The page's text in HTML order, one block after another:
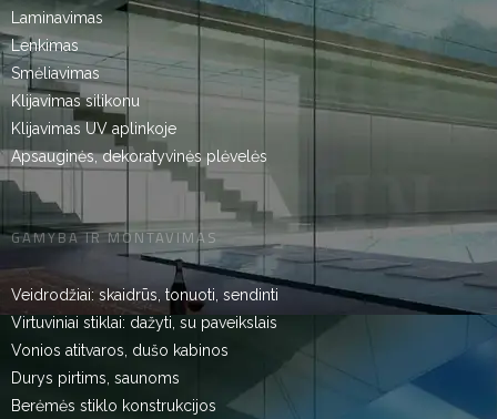
Laminavimas
Lenkimas
Smėliavimas
Klijavimas silikonu
Klijavimas UV aplinkoje
Apsauginės, dekoratyvinės plėvelės
GAMYBA IR MONTAVIMAS
Veidrodžiai: skaidrūs, tonuoti, sendinti
Virtuviniai stiklai: dažyti, su paveikslais
Vonios atitvaros, dušo kabinos
Durys pirtims, saunoms
Berėmės stiklo konstrukcijos